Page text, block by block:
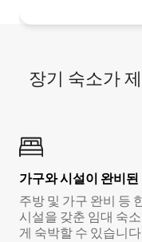
장기 숙소가
가구와 시설이 완비
주방 및 가구 완비 등
시설을 갖춘 임대 숙
게 숙박할 수 있습니